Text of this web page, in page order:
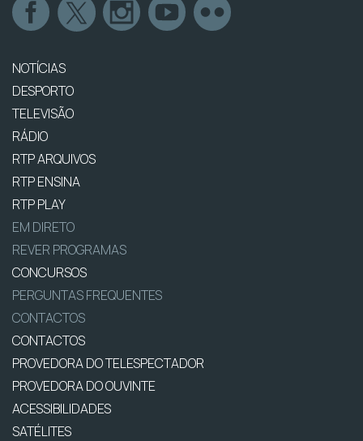
NOTÍCIAS
DESPORTO
TELEVISÃO
RÁDIO
RTP ARQUIVOS
RTP ENSINA
RTP PLAY
EM DIRETO
REVER PROGRAMAS
CONCURSOS
PERGUNTAS FREQUENTES
CONTACTOS
CONTACTOS
PROVEDORA DO TELESPECTADOR
PROVEDORA DO OUVINTE
ACESSIBILIDADES
SATÉLITES